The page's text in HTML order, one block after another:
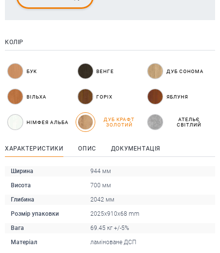
КОЛІР
БУК ВЕНГЕ ДУБ СОНОМА
ВІЛЬХА ГОРІХ ЯБЛУНЯ
НІМФЕЯ АЛЬБА
ДУБ КРАФТ
ЗОЛОТИЙ
АТЕЛЬЄ
СВІТЛИЙ
ХАРАКТЕРИСТИКИ ОПИС ДОКУМЕНТАЦІЯ
Ширина 944 мм
Висота 700 мм
Глибина 2042 мм
Розмір упаковки 2025x910x68 mm
Вага 69.45 кг +/-5%
Матеріал ламіноване ДСП